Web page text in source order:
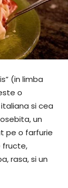
(in limba
o
si cea
un
pe o farfurie
fructe,
rasa, si un